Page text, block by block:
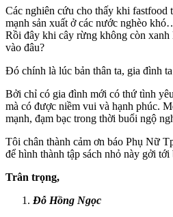
Các nghiên cứu cho thấy khi
mạnh sản xuất ở các nước nghèo
Rồi đây khi cây rừng không còn
vào đâu?
Đó chính là lúc bản thân ta, gia đình
Bởi chỉ có gia đình mới có thứ tình
mà có được niềm vui và hạnh phúc.
mạnh, đạm bạc trong thời buổi ngộ
Tôi chân thành cảm ơn báo Phụ Nữ
để hình thành tập sách nhỏ này gởi
Trân trọng,
Đỗ Hồng Ngọc